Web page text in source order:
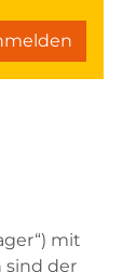
mit
sind der